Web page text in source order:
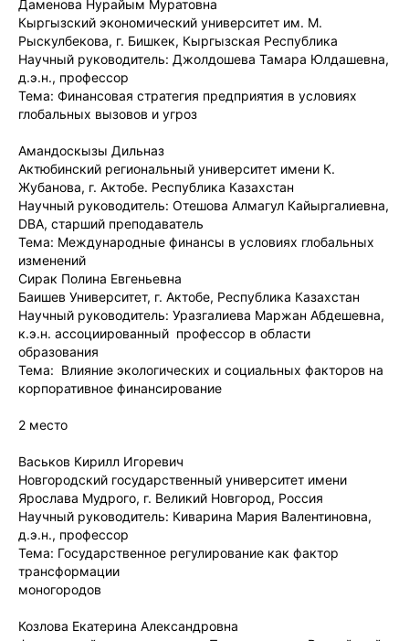
Даменова Нурайым Муратовна
Кыргызский экономический университет им. М.
Рыскулбекова, г. Бишкек, Кыргызская Республика
Научный руководитель: Джолдошева Тамара Юлдашевна,
д.э.н., профессор
Тема: Финансовая стратегия предприятия в условиях
глобальных вызовов и угроз
Амандоскызы Дильназ
Актюбинский региональный университет имени К.
Жубанова, г. Актобе. Республика Казахстан
Научный руководитель: Отешова Алмагул Кайыргалиевна,
DBA, старший преподаватель
Тема: Международные финансы в условиях глобальных
изменений
Сирак Полина Евгеньевна
Баишев Университет, г. Актобе, Республика Казахстан
Научный руководитель: Уразгалиева Маржан Абдешевна,
к.э.н. ассоциированный профессор в области
образования
Тема: Влияние экологических и социальных факторов на
корпоративное финансирование
2 место
Васьков Кирилл Игоревич
Новгородский государственный университет имени
Ярослава Мудрого, г. Великий Новгород, Россия
Научный руководитель: Киварина Мария Валентиновна,
д.э.н., профессор
Тема: Государственное регулирование как фактор
трансформации
моногородов
Козлова Екатерина Александровна